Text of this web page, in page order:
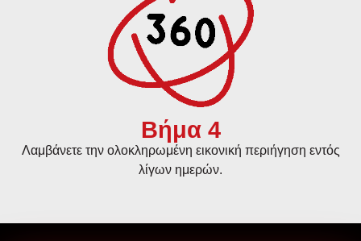
Βήμα 4
Λαμβάνετε την ολοκληρωμένη εικονική περιήγηση εντός
λίγων ημερών.